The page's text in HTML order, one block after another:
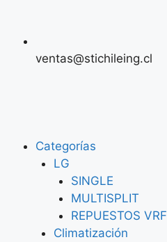
ventas@stichileing.cl
Categorías
LG
SINGLE
MULTISPLIT
REPUESTOS VRF
Climatización